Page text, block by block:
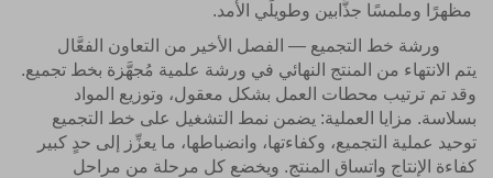
مظهرًا وملمسًا جذَّابين وطويلَي الأمد.
ورشة خط التجميع — الفصل الأخير من التعاون الفعَّال
يتم الانتهاء من المنتج النهائي في ورشة علمية مُجهَّزة بخط تجميع.
وقد تم ترتيب محطات العمل بشكل معقول، وتوزيع المواد
بسلاسة. مزايا العملية: يضمن نمط التشغيل على خط التجميع
توحيد عملية التجميع، وكفاءتها، وانضباطها، ما يعزِّز إلى حدٍ كبير
كفاءة الإنتاج واتساق المنتج. ويخضع كل مرحلة من مراحل